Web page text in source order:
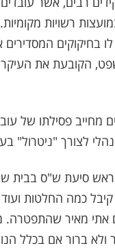
רשויות
בחיקוקים
הקובעת את
מחייב פסילתו
לצורך "ניטרול"
סיעת ש"ס בבית
כמה החלטות
אתי מאיר שהתפטרה.
ולא ברור אם בכלל